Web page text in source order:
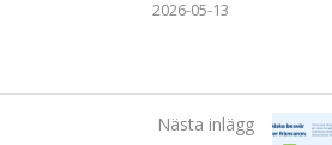
2026-05-13
Nästa inlägg